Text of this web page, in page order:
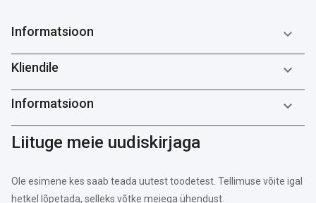
Informatsioon 
Kliendile 
Informatsioon 
Liituge meie uudiskirjaga
Ole esimene kes saab teada uutest toodetest. Tellimuse võite igal
hetkel lõpetada, selleks võtke meiega ühendust.